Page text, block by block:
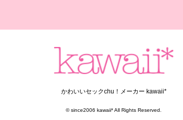
かわいいセックchu！メーカー kawaii*
© since2006 kawaii* All Rights Reserved.